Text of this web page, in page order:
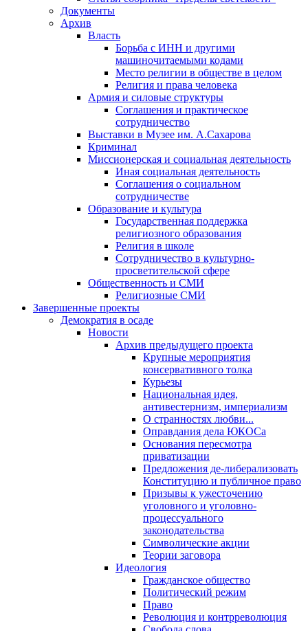
Документы
Архив
Власть
Борьба с ИНН и другими
машиночитаемыми кодами
Место религии в обществе в целом
Религия и права человека
Армия и силовые структуры
Соглашения и практическое
сотрудничество
Выставки в Музее им. А.Сахарова
Криминал
Миссионерская и социальная деятельность
Иная социальная деятельность
Соглашения о социальном
сотрудничестве
Образование и культура
Государственная поддержка
религиозного образования
Религия в школе
Сотрудничество в культурно-
просветительской сфере
Общественность и СМИ
Религиозные СМИ
Завершенные проекты
Демократия в осаде
Новости
Архив предыдущего проекта
Крупные мероприятия
консервативного толка
Курьезы
Национальная идея,
антивестернизм, империализм
О странностях любви...
Оправдания дела ЮКОСа
Основания пересмотра
приватизации
Предложения де-либерализовать
Конституцию и публичное право
Призывы к ужесточению
уголовного и уголовно-
процессуального
законодательства
Символические акции
Теории заговора
Идеология
Гражданское общество
Политический режим
Право
Революция и контрреволюция